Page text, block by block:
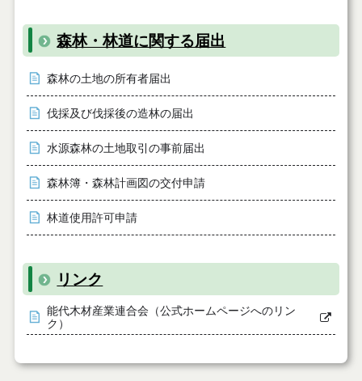
森林・林道に関する届出
森林の土地の所有者届出
伐採及び伐採後の造林の届出
水源森林の土地取引の事前届出
森林簿・森林計画図の交付申請
林道使用許可申請
リンク
能代木材産業連合会（公式ホームページへのリン
ク）